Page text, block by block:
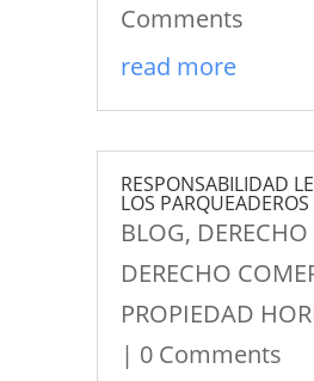
Comments
read more
RESPONSABILIDAD
LOS PARQUEADEROS
BLOG,
DERECHO
PROPIEDAD
| 0 Comments